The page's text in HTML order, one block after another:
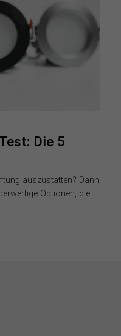
Die 5
auszustatten? Dann
Optionen, die